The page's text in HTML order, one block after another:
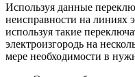
Используя данные
неисправности на линиях
используя такие
электроизгородь на
мере необходимости в